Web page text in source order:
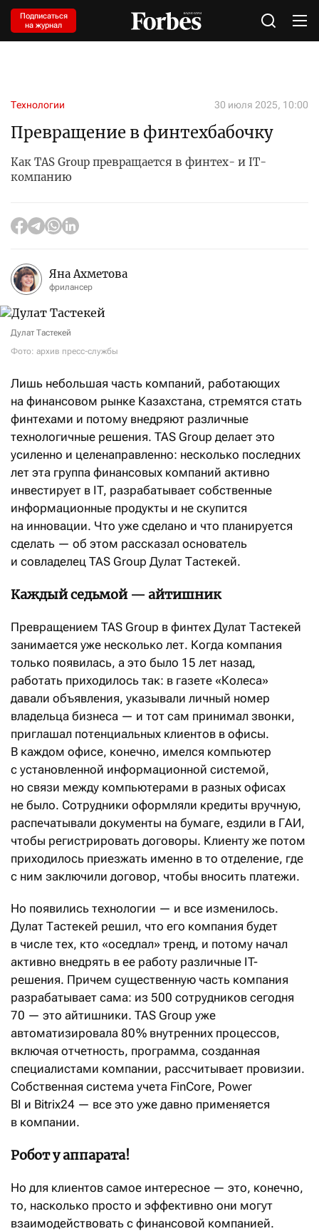
Подписаться
на журнал
Технологии 30 июля 2025, 10:00
Превращение в финтехбабочку
Как TAS Group превращается в финтех- и IT-
компанию
Яна Ахметова
фрилансер
Дулат Тастекей
Фото: архив пресс-службы
Лишь небольшая часть компаний, работающих
на финансовом рынке Казахстана, стремятся стать
финтехами и потому внедряют различные
технологичные решения. TAS Group делает это
усиленно и целенаправленно: несколько последних
лет эта группа финансовых компаний активно
инвестирует в IT, разрабатывает собственные
информационные продукты и не скупится
на инновации. Что уже сделано и что планируется
сделать — об этом рассказал основатель
и совладелец TAS Group Дулат Тастекей.
Каждый седьмой — айтишник
Превращением TAS Group в финтех Дулат Тастекей
занимается уже несколько лет. Когда компания
только появилась, а это было 15 лет назад,
работать приходилось так: в газете «Колеса»
давали объявления, указывали личный номер
владельца бизнеса — и тот сам принимал звонки,
приглашал потенциальных клиентов в офисы.
В каждом офисе, конечно, имелся компьютер
с установленной информационной системой,
но связи между компьютерами в разных офисах
не было. Сотрудники оформляли кредиты вручную,
распечатывали документы на бумаге, ездили в ГАИ,
чтобы регистрировать договоры. Клиенту же потом
приходилось приезжать именно в то отделение, где
с ним заключили договор, чтобы вносить платежи.
Но появились технологии — и все изменилось.
Дулат Тастекей решил, что его компания будет
в числе тех, кто «оседлал» тренд, и потому начал
активно внедрять в ее работу различные IT-
решения. Причем существенную часть компания
разрабатывает сама: из 500 сотрудников сегодня
70 — это айтишники. TAS Group уже
автоматизировала 80 % внутренних процессов,
включая отчетность, программа, созданная
специалистами компании, рассчитывает провизии.
Собственная система учета FinCore, Power
BI и Bitrix24 — все это уже давно применяется
в компании.
Робот у аппарата!
Но для клиентов самое интересное — это, конечно,
то, насколько просто и эффективно они могут
взаимодействовать с финансовой компанией.